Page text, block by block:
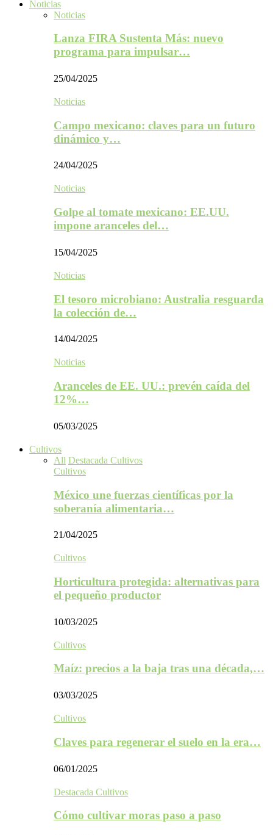
Noticias
Noticias
Lanza FIRA Sustenta Más: nuevo
programa para impulsar…
25/04/2025
Noticias
Campo mexicano: claves para un futuro
dinámico y…
24/04/2025
Noticias
Golpe al tomate mexicano: EE.UU.
impone aranceles del…
15/04/2025
Noticias
El tesoro microbiano: Australia resguarda
la colección de…
14/04/2025
Noticias
Aranceles de EE. UU.: prevén caída del
12%…
05/03/2025
Cultivos
All Destacada Cultivos
Cultivos
México une fuerzas científicas por la
soberanía alimentaria…
21/04/2025
Cultivos
Horticultura protegida: alternativas para
el pequeño productor
10/03/2025
Cultivos
Maíz: precios a la baja tras una década,…
03/03/2025
Cultivos
Claves para regenerar el suelo en la era…
06/01/2025
Destacada Cultivos
Cómo cultivar moras paso a paso